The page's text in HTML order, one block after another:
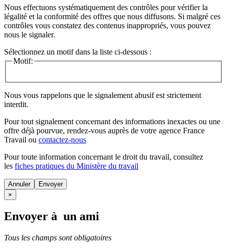
Nous effectuons systématiquement des contrôles pour vérifier la
légalité et la conformité des offres que nous diffusons. Si malgré ces
contrôles vous constatez des contenus inappropriés, vous pouvez
nous le signaler.
Sélectionnez un motif dans la liste ci-dessous :
Motif:
Nous vous rappelons que le signalement abusif est strictement
interdit.
Pour tout signalement concernant des informations inexactes ou une
offre déjà pourvue, rendez-vous auprès de votre agence France
Travail ou contactez-nous
Pour toute information concernant le droit du travail, consultez
les fiches pratiques du Ministère du travail
Annuler
×
Envoyer à un ami
Tous les champs sont obligatoires